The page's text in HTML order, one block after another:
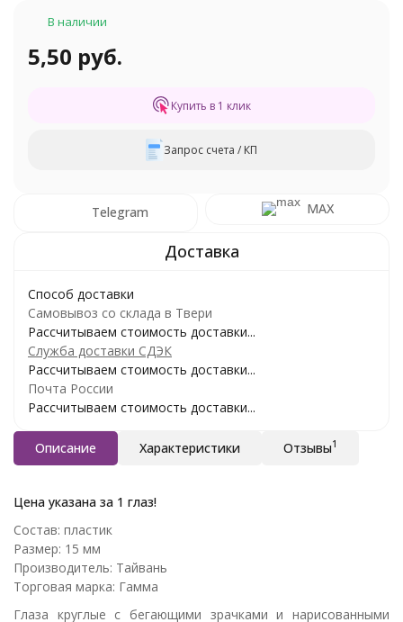
В наличии
5,50 руб.
Купить в 1 клик
Запрос счета / КП
Telegram MAX
Способ доставки
Самовывоз со склада в Твери
Рассчитываем стоимость доставки...
Служба доставки СДЭК
Рассчитываем стоимость доставки...
Почта России
Рассчитываем стоимость доставки...
Описание Характеристики Отзывы1
Цена указана за 1 глаз!
Состав: пластик
Размер: 15 мм
Производитель: Тайвань
Торговая марка: Гамма
Глаза круглые с бегающими зрачками и нарисованными